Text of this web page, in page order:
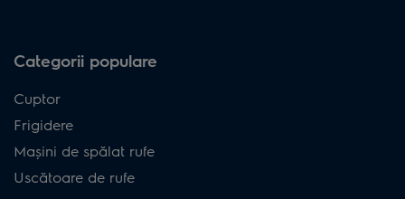
Categorii populare
Cuptor
Frigidere
Mașini de spălat rufe
Uscătoare de rufe